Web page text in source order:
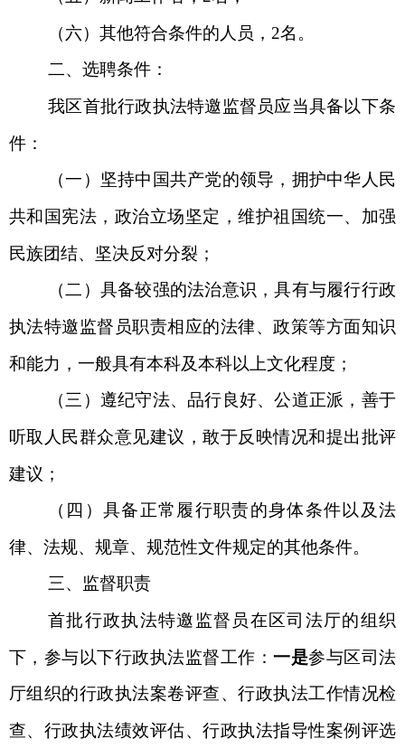
（六）其他符合条件的人员， 2名。
二、选聘条件 ：
我区首批行政执法特邀监督员应当具备以下条
件：
（一）坚持中国共产党的领导，拥护中华人民
共和国宪法，政治立场坚定，维护祖国统一、加强
民族团结、坚决反对分裂；
（二）具备较强的法治意识，具有与履行行政
执法特邀监督员职责相应的法律、政策等方面知识
和能力，一般具有本科及本科以上文化程度；
（三）遵纪守法、品行良好、公道正派，善于
听取人民群众意见建议，敢于反映情况和提出批评
建议；
（四）具备正常履行职责的身体条件以及法
律、法规、规章、规范性文件规定的其他条件。
三、监督职责
首批行政执法特邀监督员在区司法厅的组织
下，参与以下行政执法监督工作：一是参与区司法
厅组织的行政执法案卷评查、行政执法工作情况检
查、行政执法绩效评估、行政执法指导性案例评选